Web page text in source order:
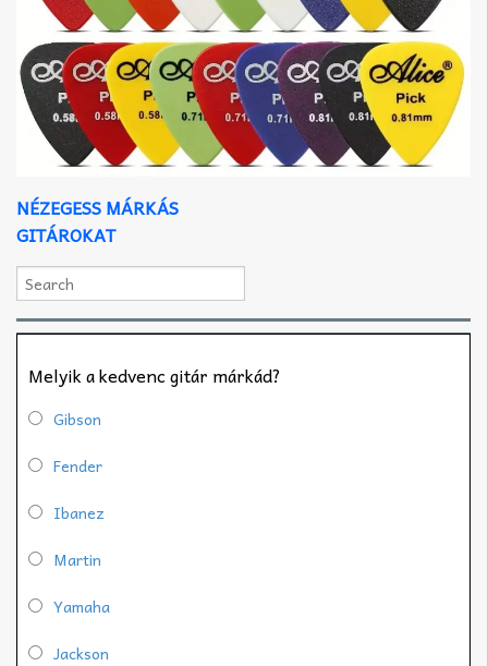
NÉZEGESS MÁRKÁS
GITÁROKAT
Melyik a kedvenc gitár márkád?
Gibson
Fender
Ibanez
Martin
Yamaha
Jackson